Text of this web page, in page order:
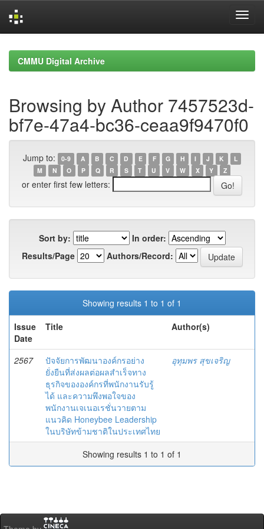
navigationCMMU Digital Archive
Browsing by Author 7457523d-
bf7e-47a4-bc36-ceaa9f9470f0
Jump to: 0-9 A B C D E F G H I J K
L
M
N O P Q R S T U V W X Y Z
or enter first few letters:
Sort by:
In order:
Results/Page
Authors/Record:
Showing results 1 to 1 of 1
Issue
Date
Title Author(s)
2567
ปัจจัยการพัฒนาองค์กรอย่าง
ยั่งยืนที่ส่งผลต่อผลสำเร็จทาง
ธุรกิจขององค์กรที่พนักงานรับรู้
ได้ และความพึงพอใจของ
พนักงานเจเนอเรชั่นวายตาม
แนวคิด Honeybee Leadership
ในบริษัทข้ามชาติในประเทศไทย
อุทุมพร สุขเจริญ
Showing results 1 to 1 of 1